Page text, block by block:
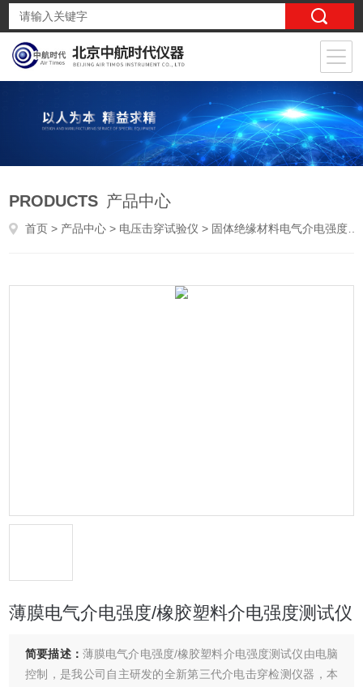
PRODUCTS 产品中心
首页 > 产品中心 > 电压击穿试验仪 > 固体绝缘材料电气介电强度实验仪
薄膜电气介电强度/橡胶塑料介电强度测试仪
简要描述： 薄膜电气介电强度/橡胶塑料介电强度测试仪由电脑
控制，是我公司自主研发的全新第三代介电击穿检测仪器，本